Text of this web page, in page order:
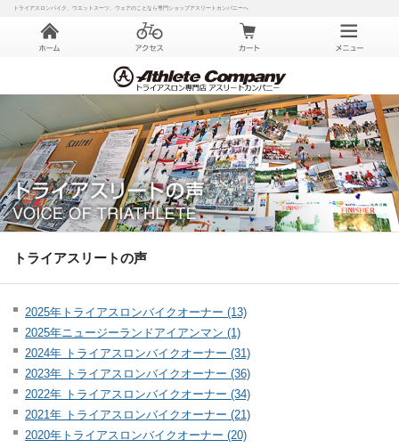
トライアスロンバイク、ウエットスーツ、ウェアのことなら専門ショップアスリートカンパニーへ
トライアスリートの声
2025年トライアスロンバイクオーナー (13)
2025年ニュージーランドアイアンマン (1)
2024年 トライアスロンバイクオーナー (31)
2023年 トライアスロンバイクオーナー (36)
2022年 トライアスロンバイクオーナー (34)
2021年 トライアスロンバイクオーナー (21)
2020年トライアスロンバイクオーナー (20)